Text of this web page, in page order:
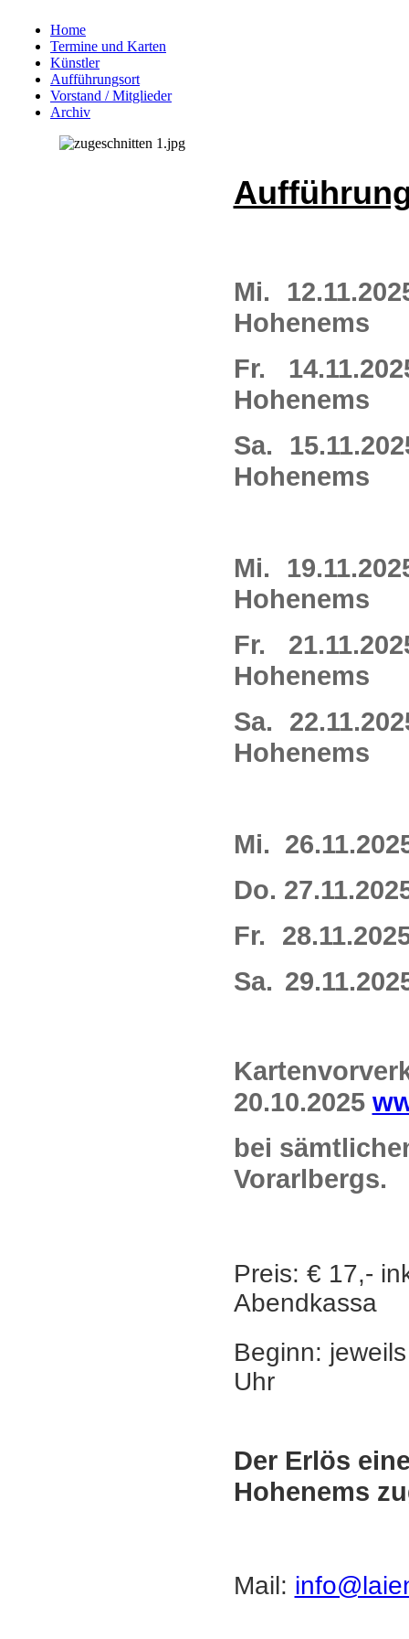
Home
Termine und Karten
Künstler
Aufführungsort
Vorstand / Mitglieder
Archiv
Mi.
Hohenems
Fr.
Hohenems
Sa.
Hohenems
Mi.
Hohenems
Fr.
Hohenems
Sa.
Hohenems
Mi.
Do.
Fr.
Sa.
20.10.2025
bei
Vorarlbergs.
Preis: € 17,-
Abendkassa
Beginn:
Uhr
Der Erlös
Hohenems
Mail: